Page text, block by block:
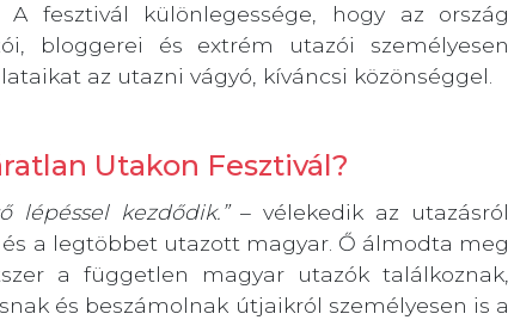
. A fesztivál különlegessége, hogy az ország
bloggerei és extrém utazói személyesen
az utazni vágyó, kíváncsi közönséggel.
Utakon Fesztivál?
lépéssel kezdődik.”– vélekedik az utazásról
és a legtöbbet utazott magyar. Ő álmodta meg
a független magyar utazók találkoznak,
és beszámolnak útjaikról személyesen is a